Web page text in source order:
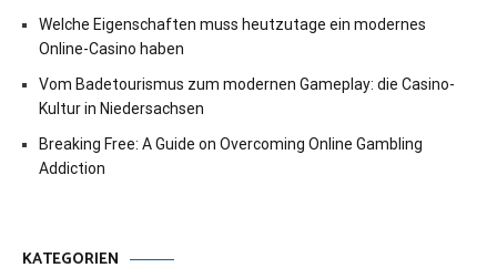
Welche Eigenschaften muss heutzutage ein modernes
Online-Casino haben
Vom Badetourismus zum modernen Gameplay: die Casino-
Kultur in Niedersachsen
Breaking Free: A Guide on Overcoming Online Gambling
Addiction
KATEGORIEN